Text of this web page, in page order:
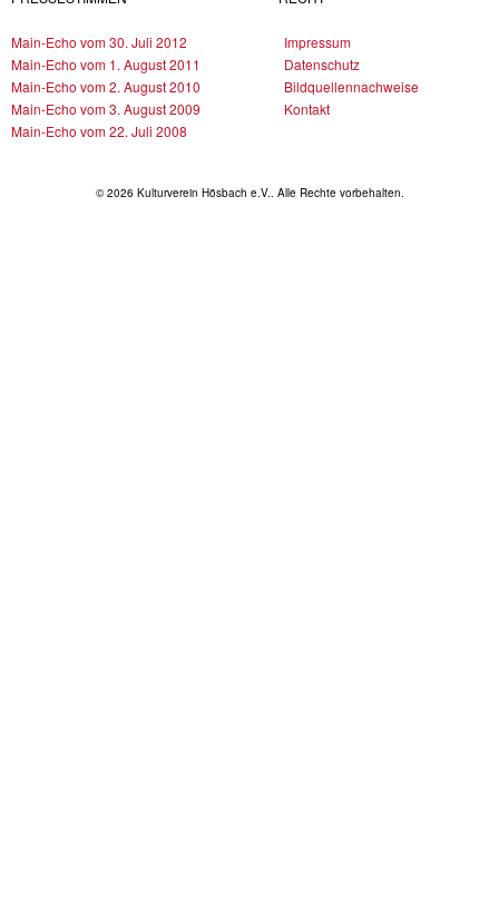
Main-Echo vom 30. Juli 2012
Main-Echo vom 1. August 2011
Main-Echo vom 2. August 2010
Main-Echo vom 3. August 2009
Main-Echo vom 22. Juli 2008
Impressum
Datenschutz
Bildquellennachweise
Kontakt
© 2026 Kulturverein Hösbach e.V.. Alle Rechte vorbehalten.